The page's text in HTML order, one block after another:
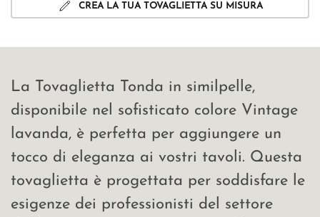
CREA LA TUA TOVAGLIETTA SU MISURA
La Tovaglietta Tonda in similpelle,
disponibile nel sofisticato colore Vintage
lavanda, è perfetta per aggiungere un
tocco di eleganza ai vostri tavoli. Questa
tovaglietta è progettata per soddisfare le
esigenze dei professionisti del settore